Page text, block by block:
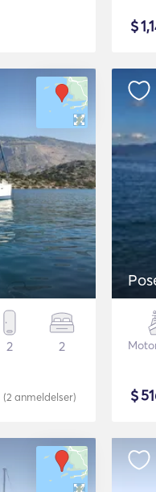
$
2 2
(2 anmeldelser) $